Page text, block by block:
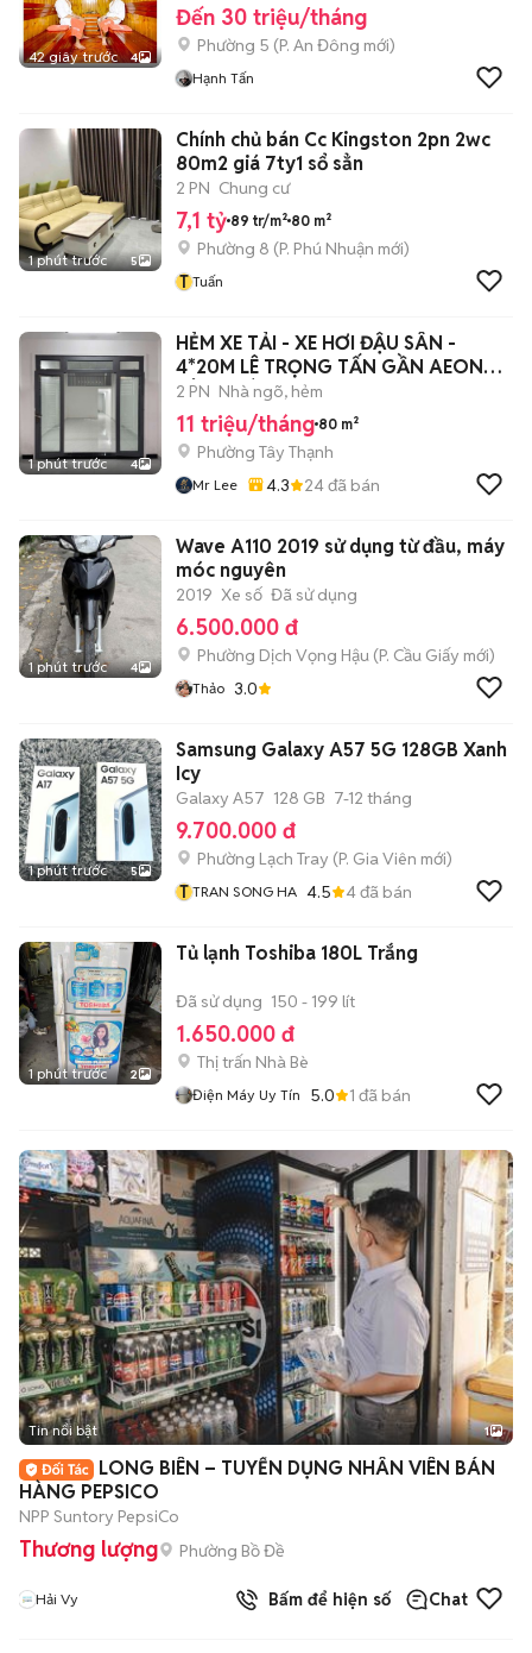
42 giây trước 4
Đến 30 triệu/tháng
Phường 5 (P. An Đông mới)
Hạnh Tấn
1 phút trước 5
Chính chủ bán Cc Kingston 2pn 2wc
80m2 giá 7ty1 sổ sẳn
2 PN Chung cư
7,1 tỷ 89 tr/m² 80 m²
Phường 8 (P. Phú Nhuận mới)
T Tuấn
1 phút trước 4
HẺM XE TẢI - XE HƠI ĐẬU SÂN -
4*20M LÊ TRỌNG TẤN GẦN AEON
TÂN PHÚ
2 PN Nhà ngõ, hẻm
11 triệu/tháng 80 m²
Phường Tây Thạnh
Mr Lee 4.3 24đã bán
1 phút trước 4
Wave A110 2019 sử dụng từ đầu, máy
móc nguyên
2019 Xe số Đã sử dụng
6.500.000 đ
Phường Dịch Vọng Hậu (P. Cầu Giấy mới)
Thảo 3.0
1 phút trước 5
Samsung Galaxy A57 5G 128GB Xanh
Icy
Galaxy A57 128 GB 7-12 tháng
9.700.000 đ
Phường Lạch Tray (P. Gia Viên mới)
T TRAN SONG HA 4.5 4đã bán
1 phút trước 2
Tủ lạnh Toshiba 180L Trắng
Đã sử dụng 150 - 199 lít
1.650.000 đ
Thị trấn Nhà Bè
Điện Máy Uy Tín 5.0 1 đã bán
Tin nổi bật 1
LONG BIÊN – TUYỂN DỤNG NHÂN VIÊN BÁN
HÀNG PEPSICO
NPP Suntory PepsiCo
Thương lượng Phường Bồ Đề
Hải Vy Bấm để hiện số Chat